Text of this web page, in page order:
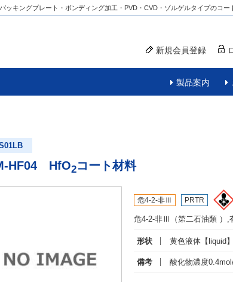
ッキングプレート・ボンディング加工・PVD・CVD・ゾルゲルタイプのコ
新規会員登録
製品案内
HF04 HfO2コート材料
危4-2-非Ⅲ PRTR
危4-2-非Ⅲ（第二石油類 ）,
形状 黄色液体 【liquid】
備考 酸化物濃度